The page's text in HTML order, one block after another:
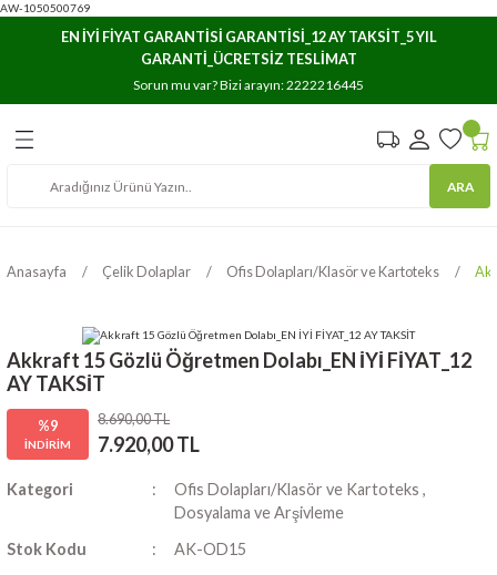
AW-1050500769
EN İYİ FİYAT GARANTİSİ GARANTİSİ_12 AY TAKSİT_5 YIL
GARANTİ_ÜCRETSİZ TESLİMAT
Sorun mu var? Bizi arayın:2222216445
ARA
Geri Dön
Geri Dön
ve Kartoteks
Geri Dön
Anasayfa Çelik Dolaplar Ofis Dolapları/Klasör ve Kartoteks
Akkraft 15 Gözlü Öğretmen Dolabı_EN İYİ FİYAT_12
AY TAKSİT
%9
İNDİRİM
8.690,00 TL
7.920,00 TL
Kategori Ofis Dolapları/Klasör ve Kartoteks ,
Dosyalama ve Arşivleme
Stok Kodu
AK-OD15